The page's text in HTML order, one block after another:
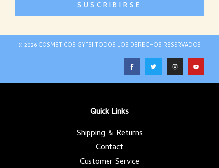
SUSCRIBIRSE
© 2026 COSMETICOS GYPSI TODOS LOS DERECHOS RESERVADOS
F
a
c
b
T
w
i
t
I
n
s
a
Y
o
u
u
Quick Links
Shipping & Returns
Contact
Customer Service